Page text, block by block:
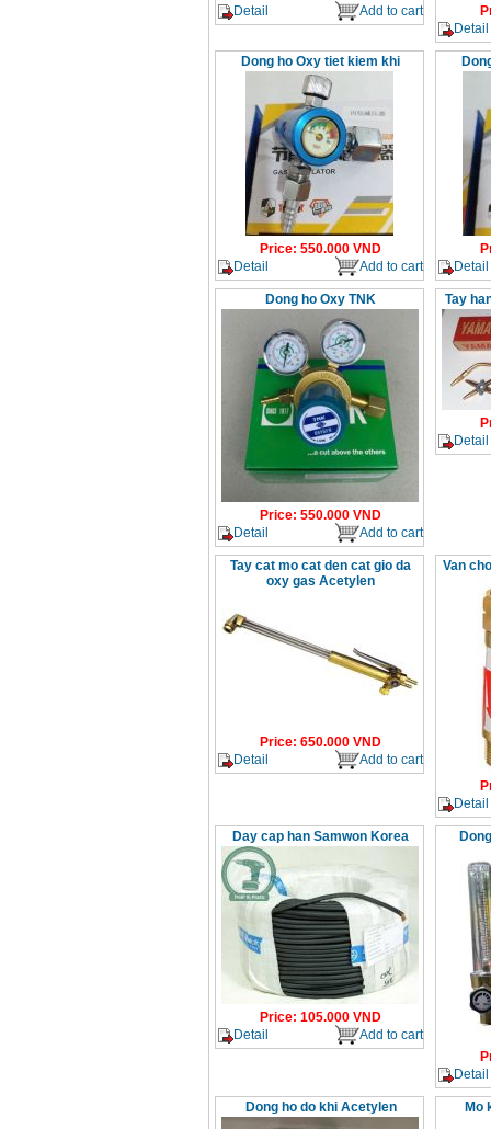
Detail
Add to cart
Detail
Dong ho Oxy tiet kiem khi
Price: 550.000 VND
Detail
Add to cart
Detail
Dong ho Oxy TNK
Price: 550.000 VND
Detail
Add to cart
Tay
Detail
Tay cat mo cat den cat gio da
oxy gas Acetylen
Price: 650.000 VND
Detail
Add to cart
Van
Detail
Day cap han Samwon Korea
Price: 105.000 VND
Detail
Add to cart
Detail
Dong ho do khi Acetylen Mo